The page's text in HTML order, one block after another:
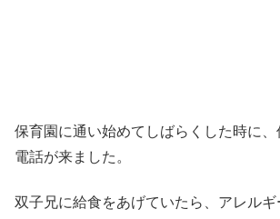
保育園に通い始めてしばらくした時に
電話が来ました。
双子兄に給食をあげていたら、アレル